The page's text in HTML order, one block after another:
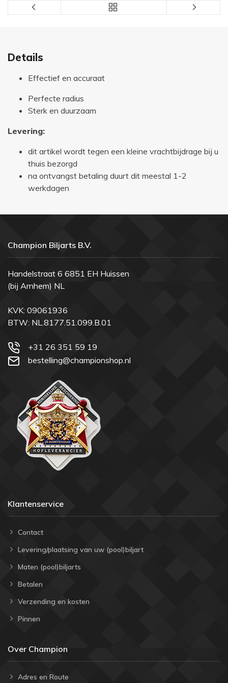
Details
Effectief en accuraat
Perfecte radius
Sterk en duurzaam
Levering:
dit artikel wordt tegen een kleine vrachtbijdrage bij u
thuis bezorgd
na ontvangst betaling duurt dit meestal 1-2
werkdagen
Champion Biljarts B.V.
Handelstraat 6 6851 EH Huissen
(bij Arnhem) NL
KVK: 09061936
BTW: NL.8177.51.099.B.01
+31 26 351 59 19
bestelling@championshop.nl
Klantenservice
Contact
Levering/plaatsing van uw (pool)biljart
Maten (pool)biljarts
Betalen
Verzending en kosten
Pinnen
Over Champion
Adres en Route